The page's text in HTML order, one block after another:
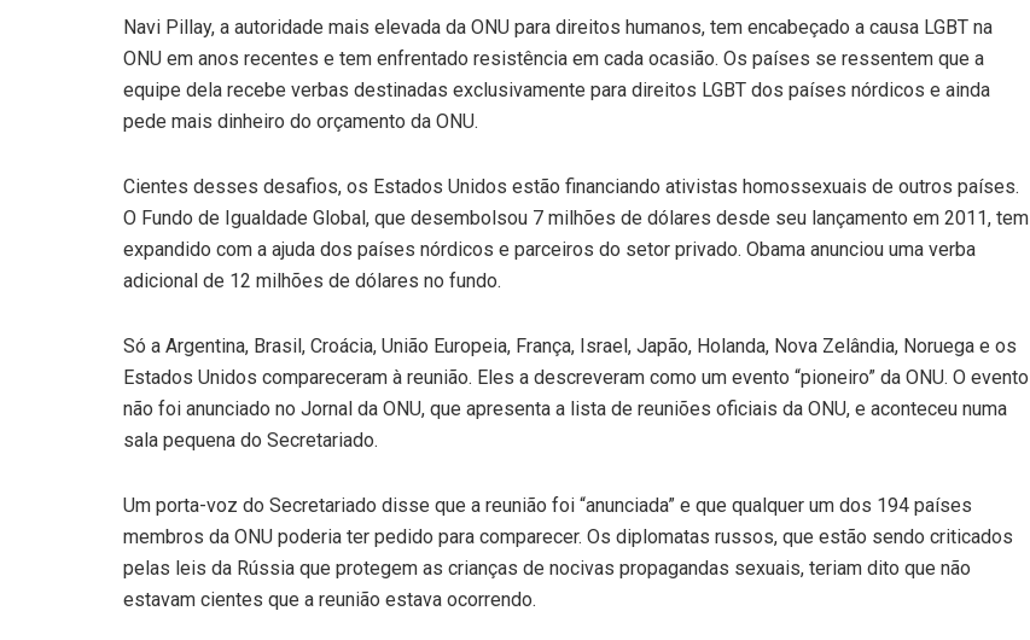
Navi Pillay, a autoridade mais elevada da ONU para direitos humanos, tem encabeçado a causa LGBT na
ONU em anos recentes e tem enfrentado resistência em cada ocasião. Os países se ressentem que a
equipe dela recebe verbas destinadas exclusivamente para direitos LGBT dos países nórdicos e ainda
pede mais dinheiro do orçamento da ONU.
Cientes desses desafios, os Estados Unidos estão financiando ativistas homossexuais de outros países.
O Fundo de Igualdade Global, que desembolsou 7 milhões de dólares desde seu lançamento em 2011, tem
expandido com a ajuda dos países nórdicos e parceiros do setor privado. Obama anunciou uma verba
adicional de 12 milhões de dólares no fundo.
Só a Argentina, Brasil, Croácia, União Europeia, França, Israel, Japão, Holanda, Nova Zelândia, Noruega e os
Estados Unidos compareceram à reunião. Eles a descreveram como um evento “pioneiro” da ONU. O evento
não foi anunciado no Jornal da ONU, que apresenta a lista de reuniões oficiais da ONU, e aconteceu numa
sala pequena do Secretariado.
Um porta-voz do Secretariado disse que a reunião foi “anunciada” e que qualquer um dos 194 países
membros da ONU poderia ter pedido para comparecer. Os diplomatas russos, que estão sendo criticados
pelas leis da Rússia que protegem as crianças de nocivas propagandas sexuais, teriam dito que não
estavam cientes que a reunião estava ocorrendo.